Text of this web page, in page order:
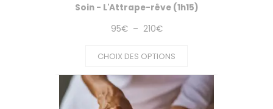
Soin - L'Attrape-rêve (1h15)
95€ – 210€Plage
CHOIX DES OPTIONS